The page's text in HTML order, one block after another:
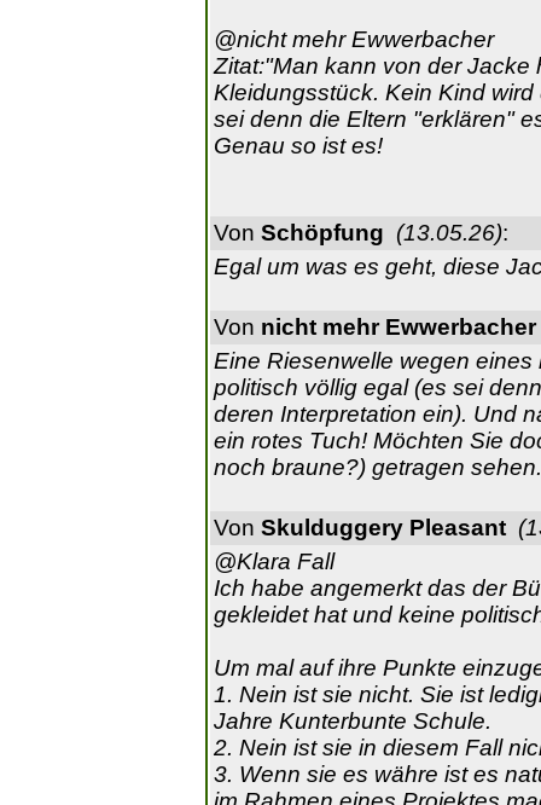
@nicht mehr Ewwerbacher
Zitat:"Man kann von der Jacke
Kleidungsstück. Kein Kind
sei denn die Eltern "erklären"
Genau so ist es!
Von Schöpfung (13.05.26):
Egal um was es geht, diese
Von nicht mehr Ewwerbacher
Eine Riesenwelle wegen
politisch völlig egal (es sei
deren Interpretation ein). Und
ein rotes Tuch! Möchten Sie
noch braune?) getragen sehen.
Von Skulduggery Pleasant
@Klara Fall
Ich habe angemerkt das der
gekleidet hat und keine
Um mal auf ihre Punkte
1. Nein ist sie nicht. Sie ist
Jahre Kunterbunte Schule.
2. Nein ist sie in diesem Fall
3. Wenn sie es währe ist es